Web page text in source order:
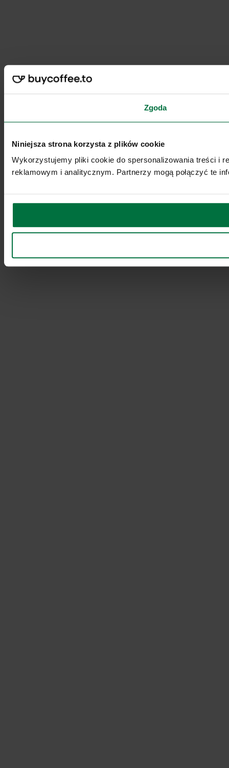
Zgoda
Niniejsza strona korzysta z plików cookie
Wykorzystujemy pliki cookie do spersonalizowania treści i
reklamowym i analitycznym. Partnerzy mogą połączyć te